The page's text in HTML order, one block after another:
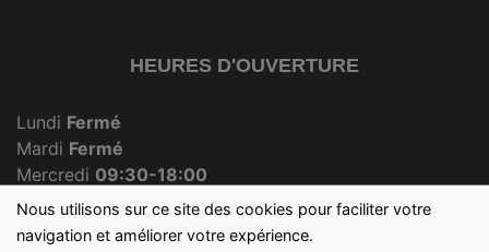
Nous utilisons sur ce site des cookies pour faciliter votre
navigation et améliorer votre expérience.
HEURES D'OUVERTURE
Lundi Fermé
Mardi Fermé
Mercredi 09:30-18:00
JeudiFermé
Vendredi 09:30-18:00